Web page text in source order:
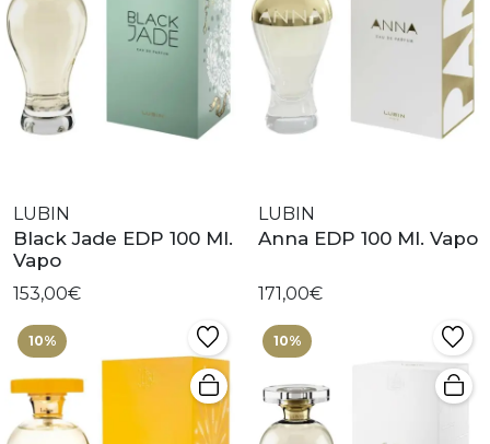
LUBIN
Black Jade EDP 100 Ml.
Vapo
153,00€
LUBIN
Anna EDP 100 Ml. Vapo
171,00€
10% 10%